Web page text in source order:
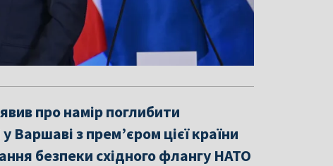
про намір поглибити
Варшаві з прем’єром цієї країни
безпеки східного флангу НАТО